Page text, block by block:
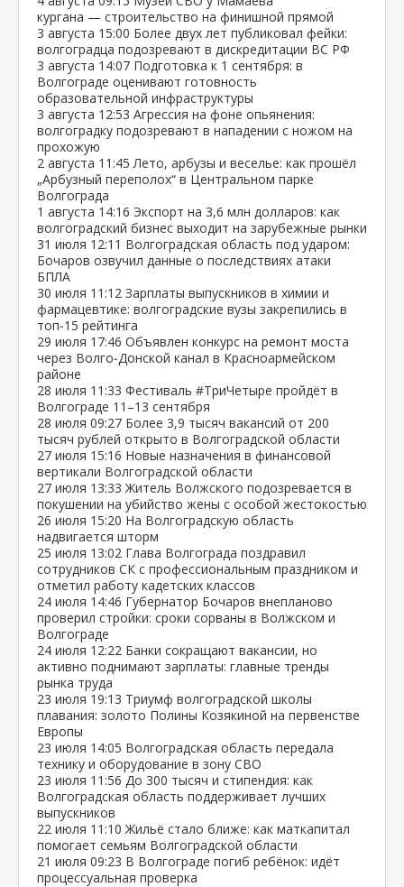
кургана — строительство на финишной прямой
3 августа 15:00 Более двух лет публиковал фейки:
волгоградца подозревают в дискредитации ВС РФ
3 августа 14:07 Подготовка к 1 сентября: в
Волгограде оценивают готовность
образовательной инфраструктуры
3 августа 12:53 Агрессия на фоне опьянения:
волгоградку подозревают в нападении с ножом на
прохожую
2 августа 11:45 Лето, арбузы и веселье: как прошёл
„Арбузный переполох“ в Центральном парке
Волгограда
1 августа 14:16 Экспорт на 3,6 млн долларов: как
волгоградский бизнес выходит на зарубежные рынки
31 июля 12:11 Волгоградская область под ударом:
Бочаров озвучил данные о последствиях атаки
БПЛА
30 июля 11:12 Зарплаты выпускников в химии и
фармацевтике: волгоградские вузы закрепились в
топ‑15 рейтинга
29 июля 17:46 Объявлен конкурс на ремонт моста
через Волго‑Донской канал в Красноармейском
районе
28 июля 11:33 Фестиваль #ТриЧетыре пройдёт в
Волгограде 11–13 сентября
28 июля 09:27 Более 3,9 тысяч вакансий от 200
тысяч рублей открыто в Волгоградской области
27 июля 15:16 Новые назначения в финансовой
вертикали Волгоградской области
27 июля 13:33 Житель Волжского подозревается в
покушении на убийство жены с особой жестокостью
26 июля 15:20 На Волгоградскую область
надвигается шторм
25 июля 13:02 Глава Волгограда поздравил
сотрудников СК с профессиональным праздником и
отметил работу кадетских классов
24 июля 14:46 Губернатор Бочаров внепланово
проверил стройки: сроки сорваны в Волжском и
Волгограде
24 июля 12:22 Банки сокращают вакансии, но
активно поднимают зарплаты: главные тренды
рынка труда
23 июля 19:13 Триумф волгоградской школы
плавания: золото Полины Козякиной на первенстве
Европы
23 июля 14:05 Волгоградская область передала
технику и оборудование в зону СВО
23 июля 11:56 До 300 тысяч и стипендия: как
Волгоградская область поддерживает лучших
выпускников
22 июля 11:10 Жильё стало ближе: как маткапитал
помогает семьям Волгоградской области
21 июля 09:23 В Волгограде погиб ребёнок: идёт
процессуальная проверка